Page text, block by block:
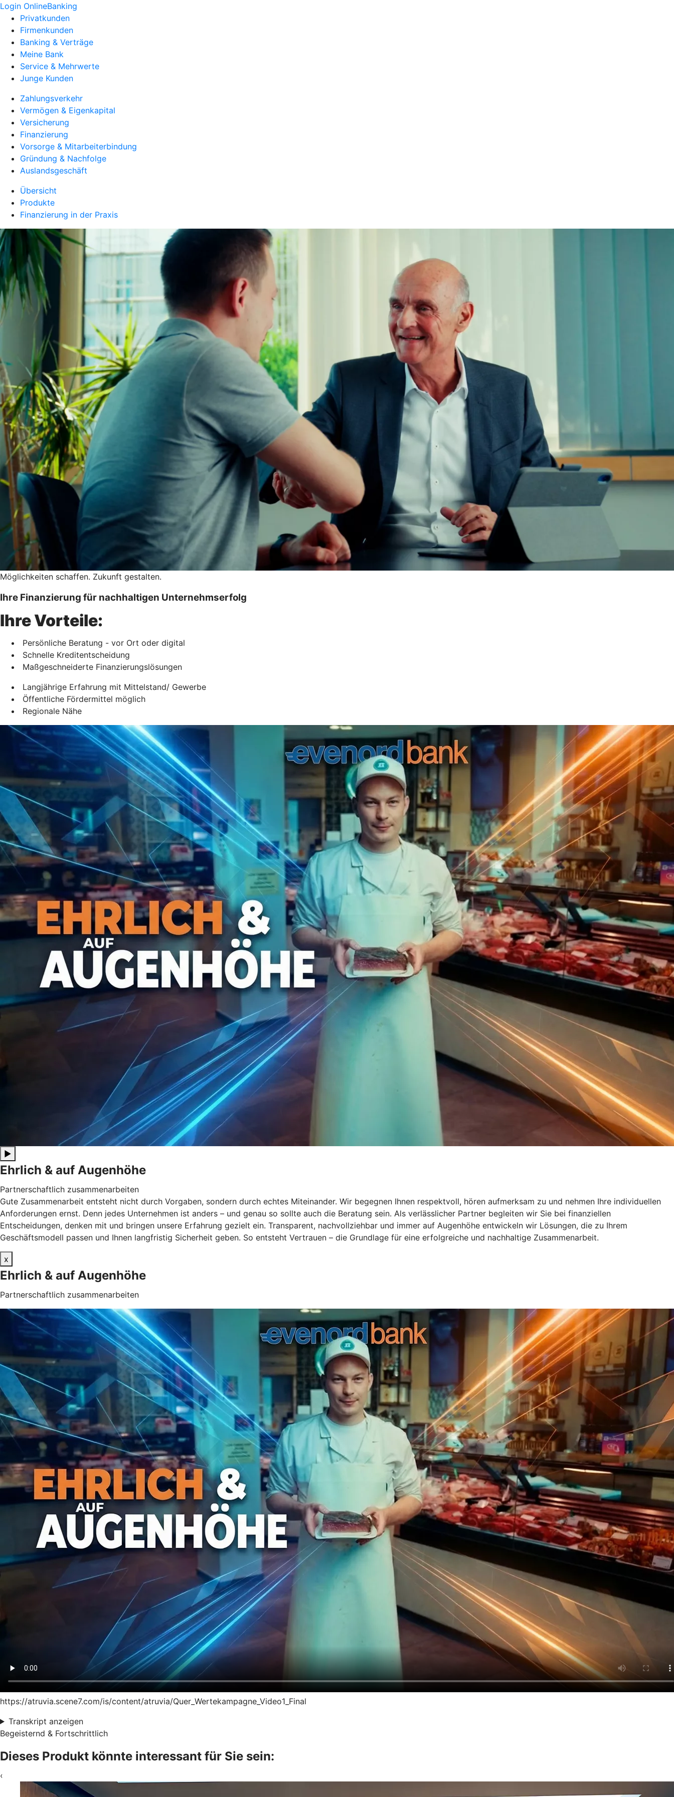
Login OnlineBanking
Privatkunden
Firmenkunden
Banking & Verträge
Meine Bank
Service & Mehrwerte
Junge Kunden
Zahlungsverkehr
Vermögen & Eigenkapital
Versicherung
Finanzierung
Vorsorge & Mitarbeiterbindung
Gründung & Nachfolge
Auslandsgeschäft
Übersicht
Produkte
Finanzierung in der Praxis
Möglichkeiten schaffen. Zukunft gestalten.
Ihre Finanzierung für nachhaltigen Unternehmserfolg
Ihre Vorteile:
Persönliche Beratung - vor Ort oder digital
Schnelle Kreditentscheidung
Maßgeschneiderte Finanzierungslösungen
Langjährige Erfahrung mit Mittelstand/ Gewerbe
Öffentliche Fördermittel möglich
Regionale Nähe
▶
Ehrlich & auf Augenhöhe
Partnerschaftlich zusammenarbeiten
Gute Zusammenarbeit entsteht nicht durch Vorgaben, sondern durch echtes Miteinander. Wir begegnen Ihnen respektvoll, hören aufmerksam zu und nehmen Ihre individuellen
Anforderungen ernst. Denn jedes Unternehmen ist anders – und genau so sollte auch die Beratung sein. Als verlässlicher Partner begleiten wir Sie bei finanziellen
Entscheidungen, denken mit und bringen unsere Erfahrung gezielt ein. Transparent, nachvollziehbar und immer auf Augenhöhe entwickeln wir Lösungen, die zu Ihrem
Geschäftsmodell passen und Ihnen langfristig Sicherheit geben. So entsteht Vertrauen – die Grundlage für eine erfolgreiche und nachhaltige Zusammenarbeit.
x
Ehrlich & auf Augenhöhe
Partnerschaftlich zusammenarbeiten
https://atruvia.scene7.com/is/content/atruvia/Quer_Wertekampagne_Video1_Final
Transkript anzeigen
Begeisternd & Fortschrittlich
Dieses Produkt könnte interessant für Sie sein:
‹